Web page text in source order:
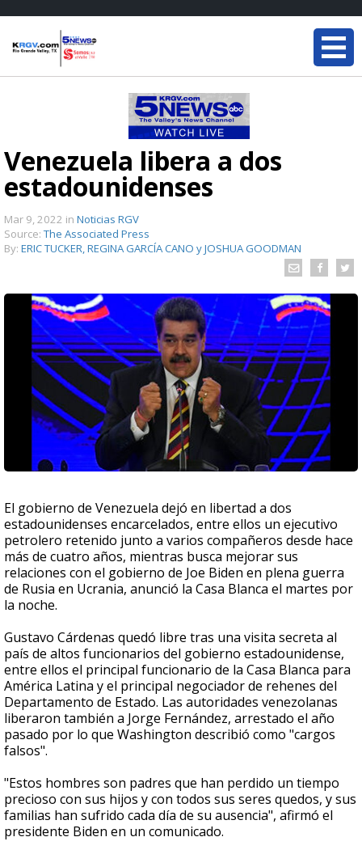
Venezuela libera a dos
estadounidenses
Mar 9, 2022 in Noticias RGV
Source: The Associated Press
By: ERIC TUCKER, REGINA GARCÍA CANO y JOSHUA GOODMAN
El gobierno de Venezuela dejó en libertad a dos
estadounidenses encarcelados, entre ellos un ejecutivo
petrolero retenido junto a varios compañeros desde hace
más de cuatro años, mientras busca mejorar sus
relaciones con el gobierno de Joe Biden en plena guerra
de Rusia en Ucrania, anunció la Casa Blanca el martes por
la noche.
Gustavo Cárdenas quedó libre tras una visita secreta al
país de altos funcionarios del gobierno estadounidense,
entre ellos el principal funcionario de la Casa Blanca para
América Latina y el principal negociador de rehenes del
Departamento de Estado. Las autoridades venezolanas
liberaron también a Jorge Fernández, arrestado el año
pasado por lo que Washington describió como "cargos
falsos".
"Estos hombres son padres que han perdido un tiempo
precioso con sus hijos y con todos sus seres quedos, y sus
familias han sufrido cada día de su ausencia", afirmó el
presidente Biden en un comunicado.